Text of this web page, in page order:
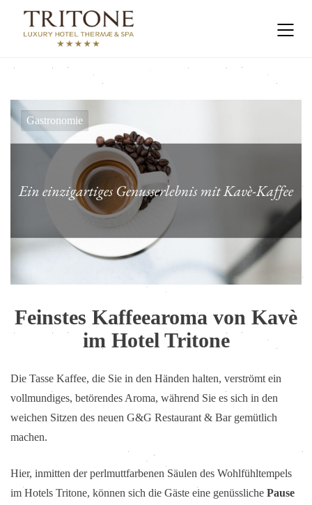
Gastronomie
Feinstes Kaffeearoma von Kavè
im Hotel Tritone
Die Tasse Kaffee, die Sie in den Händen halten, verströmt ein
vollmundiges, betörendes Aroma, während Sie es sich in den
weichen Sitzen des neuen G&G Restaurant & Bar gemütlich
machen.
Hier, inmitten der perlmuttfarbenen Säulen des Wohlfühltempels
im Hotels Tritone, können sich die Gäste eine genüssliche Pause